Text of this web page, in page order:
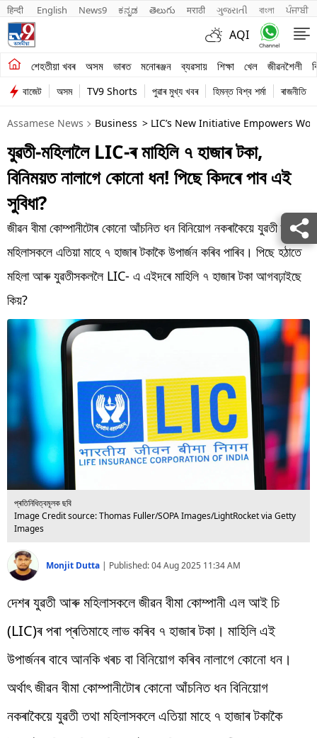
हिन्दी English News9 ಕನ್ನಡ తెలుగు मराठी ગુજરાતી বাংলা ਪੰਜਾਬੀ
AQI
শেহতীয়া খবৰ অসম ভাৰত মনোৰঞ্জন ব্যৱসায় শিক্ষা খেল জীৱনশৈলী
শেহতীয়া খবৰ
অসম
ভাৰত
মনোৰঞ্জন
ব্যৱসায়
শিক্ষা
খেল
জীৱনশৈলী
বিশ্ব
প্ৰযুক্তি
Videos
বাজেট অসম TV9 Shorts পুৱাৰ মুখ্য খবৰ হিমন্ত বিশ্ব শৰ্মা ৰাজনীতি
Assamese News Business > LIC’s New Initiative Empowers
যুৱতী-মহিলালৈ LIC-ৰ মাহিলি ৭ হাজাৰ টকা,
বিনিময়ত নালাগে কোনো ধন! পিছে কিদৰে পাব এই
সুবিধা?
জীৱন বীমা কোম্পানীটোৰ কোনো আঁচনিত ধন বিনিয়োগ নকৰাকৈয়ে যুৱতী তথা
মহিলাসকলে এতিয়া মাহে ৭ হাজাৰ টকাকৈ উপাৰ্জন কৰিব পাৰিব। পিছে হঠাতে
মহিলা আৰু যুৱতীসকললৈ LIC- এ এইদৰে মাহিলি ৭ হাজাৰ টকা আগবঢ়াইছে
কিয়?
প্ৰতিনিধিত্বমূলক ছবি
Image Credit source: Thomas Fuller/SOPA Images/LightRocket via Getty
Images
Monjit Dutta | Published:04 Aug 2025 11:34 AM
দেশৰ যুৱতী আৰু মহিলাসকলে জীৱন বীমা কোম্পানী এল আই চি
(LIC)ৰ পৰা প্ৰতিমাহে লাভ কৰিব ৭ হাজাৰ টকা। মাহিলি এই
উপাৰ্জনৰ বাবে আনকি খৰচ বা বিনিয়োগ কৰিব নালাগে কোনো ধন।
অৰ্থাৎ জীৱন বীমা কোম্পানীটোৰ কোনো আঁচনিত ধন বিনিয়োগ
নকৰাকৈয়ে যুৱতী তথা মহিলাসকলে এতিয়া মাহে ৭ হাজাৰ টকাকৈ